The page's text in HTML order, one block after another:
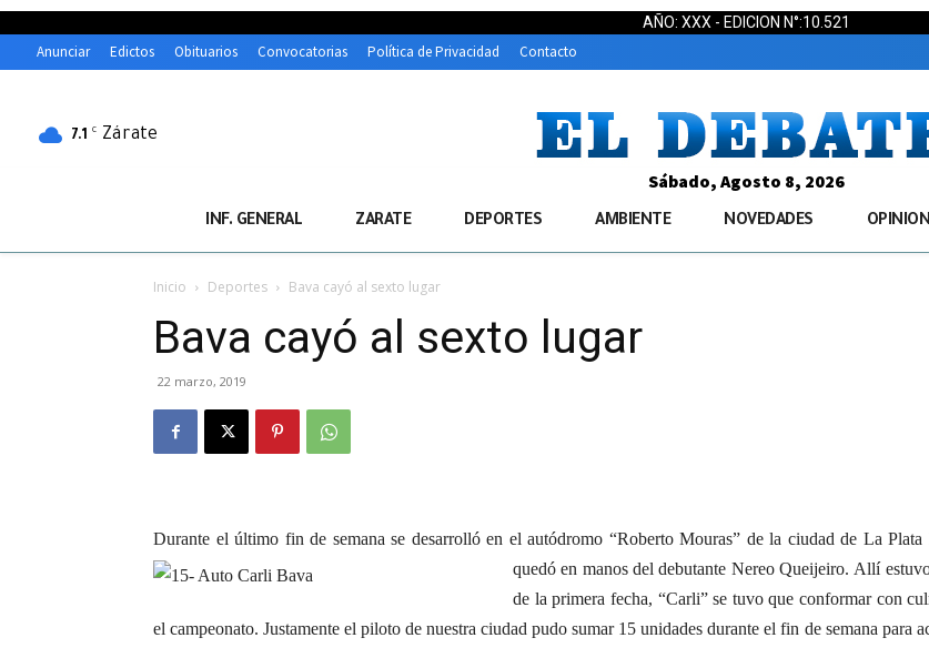
AÑO: XXX - EDICION N°:10.521
Anunciar Edictos Obituarios Convocatorias Política de Privacidad Contacto
7.1 C Zárate
Sábado, Agosto 8, 2026
INF. GENERAL ZARATE DEPORTES AMBIENTE NOVEDADES
Inicio Deportes Bava cayó al sexto lugar
Bava cayó al sexto lugar
22 marzo, 2019
Durante el último fin de semana se desarrolló en el autódromo “Roberto Mouras” de la ciudad de La
quedó en manos del debutante Nereo Queijeiro. Allí
de la primera fecha, “Carli” se tuvo que conformar con
el campeonato. Justamente el piloto de nuestra ciudad pudo sumar 15 unidades durante el fin de semana